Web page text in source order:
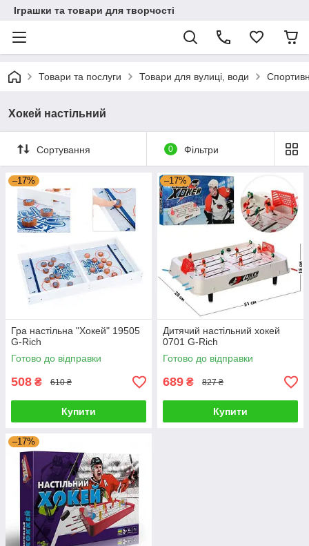
Іграшки та товари для творчості
Товари та послуги Товари для вулиці, води
Хокей настільний
Сортування 0 Фільтри
–17%
Гра настільна "Хокей" 19505
G-Rich
Готово до відправки
508 ₴ 610 ₴
Купити
–17%
Дитячий настільний хокей
0701 G-Rich
Готово до відправки
689 ₴ 827 ₴
Купити
–17%